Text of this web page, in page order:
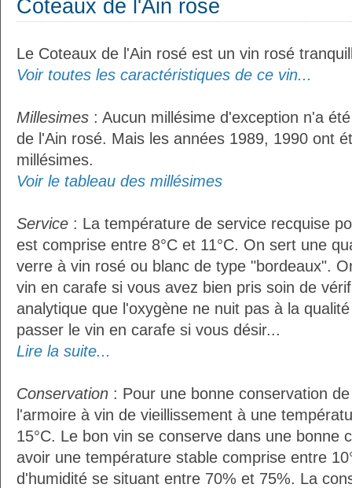
Coteaux de l'Ain rosé
Le Coteaux de l'Ain rosé est un vin rosé
Voir toutes les caractéristiques de ce vin...
Millesimes : Aucun millésime d'exception n'a
de l'Ain rosé. Mais les années 1989, 1990 ont
millésimes.
Voir le tableau des millésimes
Service : La température de service recquise
est comprise entre 8°C et 11°C. On sert une
verre à vin rosé ou blanc de type "bordeaux".
vin en carafe si vous avez bien pris soin de
analytique que l'oxygène ne nuit pas à la
passer le vin en carafe si vous désir...
Lire la suite...
Conservation : Pour une bonne conservation
l'armoire à vin de vieillissement à une
15°C. Le bon vin se conserve dans une bonne
avoir une température stable comprise entre
d'humidité se situant entre 70% et 75%. La